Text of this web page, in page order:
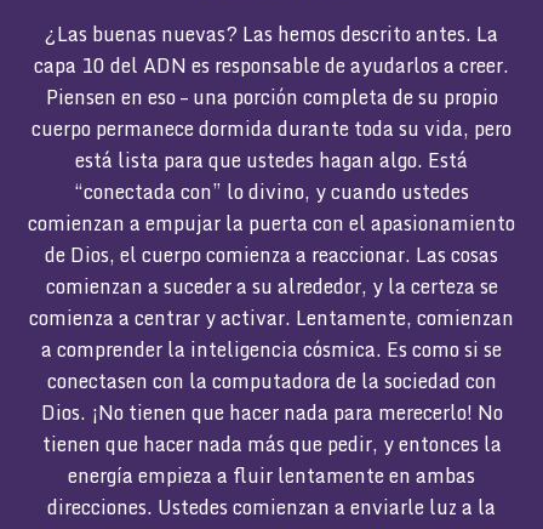
¿Las buenas nuevas? Las hemos descrito antes. La
capa 10 del ADN es responsable de ayudarlos a creer.
Piensen en eso – una porción completa de su propio
cuerpo permanece dormida durante toda su vida, pero
está lista para que ustedes hagan algo. Está
“conectada con” lo divino, y cuando ustedes
comienzan a empujar la puerta con el apasionamiento
de Dios, el cuerpo comienza a reaccionar. Las cosas
comienzan a suceder a su alrededor, y la certeza se
comienza a centrar y activar. Lentamente, comienzan
a comprender la inteligencia cósmica. Es como si se
conectasen con la computadora de la sociedad con
Dios. ¡No tienen que hacer nada para merecerlo! No
tienen que hacer nada más que pedir, y entonces la
energía empieza a fluir lentamente en ambas
direcciones. Ustedes comienzan a enviarle luz a la